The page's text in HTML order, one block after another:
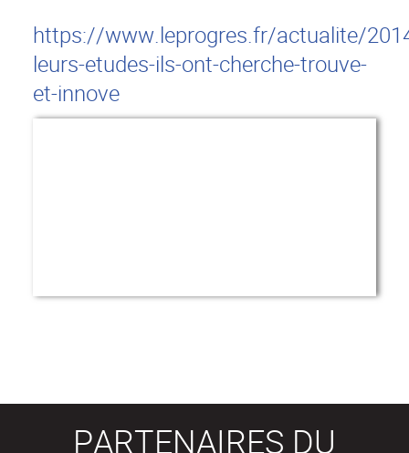
https://www.leprogres.fr/actualite/
leurs-etudes-ils-ont-cherche-trouve-
et-innove
PARTENAIRES DU